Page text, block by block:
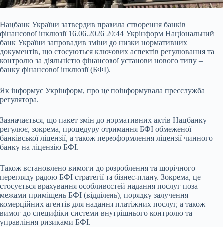
Нацбанк України затвердив правила створення банків
фінансової інклюзії 16.06.2026 20:44 Укрінформ Національний
банк України запровадив зміни до низки нормативних
документів, що стосуються ключових аспектів регулювання та
контролю за діяльністю фінансової установи нового типу –
банку фінансової інклюзії (БФІ).
Як інформує Укрінформ, про це поінформувала пресслужба
регулятора.
Зазначається, що пакет змін до нормативних актів Нацбанку
регулює, зокрема, процедуру отримання БФІ обмеженої
банківськоїліцензії, а також переоформлення ліцензії чинного
банку на ліцензію БФІ.
Також встановлено вимоги до розроблення та щорічного
перегляду радою БФІ стратегії та бізнес-плану. Зокрема, це
стосується врахування особливостей надання послуг поза
межами приміщень БФІ (відділень), порядку залучення
комерційних агентів для надання платіжних послуг, а також
вимог до специфіки системи внутрішнього контролю та
управління ризиками БФІ.